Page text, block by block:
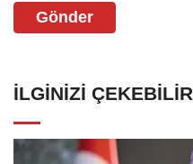
Gönder
İLGINIZI ÇEKEBILIR